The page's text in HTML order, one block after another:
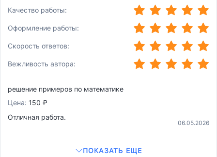
06.05.2026
Качество работы: (*)(*) (*) (*) (*)
Оформление работы: (*)(*) (*) (*) (*)
Скорость ответов: (*)(*) (*) (*) (*)
Вежливость автора: (*)(*) (*) (*) (*)
решение примеров по математике
Цена: 150 ₽
Отличная работа.
ПОКАЗАТЬ ЕЩЕ